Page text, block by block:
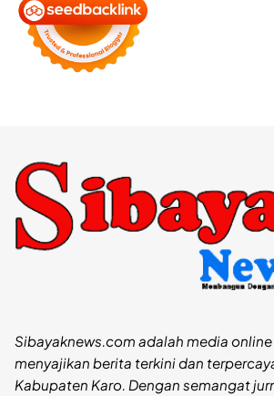
Sibayaknews.com adalah media
menyajikan berita terkini dan
Kabupaten Karo. Dengan semangat